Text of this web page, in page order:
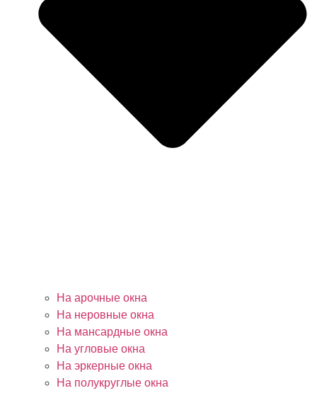
На арочные окна
На неровные окна
На мансардные окна
На угловые окна
На эркерные окна
На полукруглые окна